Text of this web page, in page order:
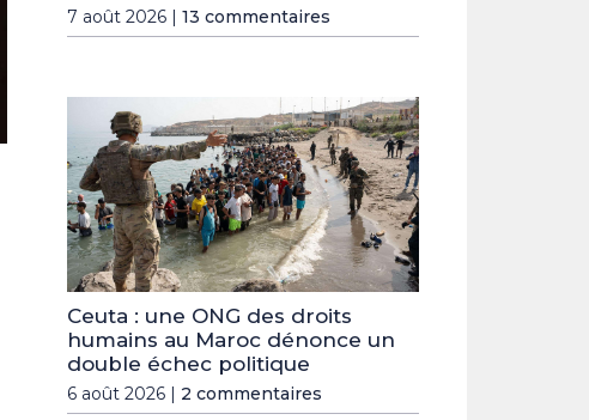
7 août 2026 | 13 commentaires
Ceuta : une ONG des droits
humains au Maroc dénonce un
double échec politique
6 août 2026 | 2 commentaires